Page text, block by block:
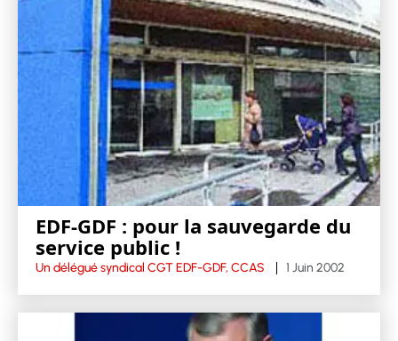
EDF-GDF : pour la sauvegarde du
service public !
Un délégué syndical CGT EDF-GDF, CCAS 1 Juin 2002